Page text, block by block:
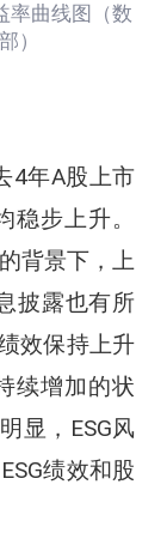
率曲线图（数
）
4年A股上市
稳步上升。
背景下，上
披露也有所
效保持上升
续增加的状
显，ESG风
绩效和股